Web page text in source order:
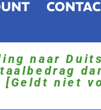
naar
[Geldt niet